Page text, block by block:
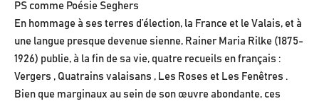
PS comme Poésie Seghers
En hommage à ses terres d’élection, la France et le Valais, et à
une langue presque devenue sienne, Rainer Maria Rilke (1875-
1926) publie, à la fin de sa vie, quatre recueils en français :
Vergers , Quatrains valaisans , Les Roses et Les Fenêtres .
Bien que marginaux au sein de son œuvre abondante, ces